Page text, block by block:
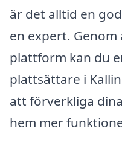
är det alltid en
en expert.
plattform kan du
plattsättare i
att förverkliga
hem mer